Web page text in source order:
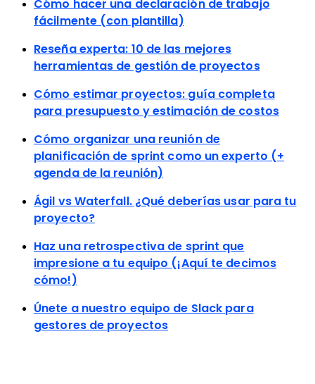
Cómo hacer una declaración de trabajo
fácilmente (con plantilla)
Reseña experta: 10 de las mejores
herramientas de gestión de proyectos
Cómo estimar proyectos: guía completa
para presupuesto y estimación de costos
Cómo organizar una reunión de
planificación de sprint como un experto (+
agenda de la reunión)
Ágil vs Waterfall. ¿Qué deberías usar para tu
proyecto?
Haz una retrospectiva de sprint que
impresione a tu equipo (¡Aquí te decimos
cómo!)
Únete a nuestro equipo de Slack para
gestores de proyectos